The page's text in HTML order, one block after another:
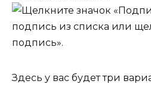
Здесь у вас будет три